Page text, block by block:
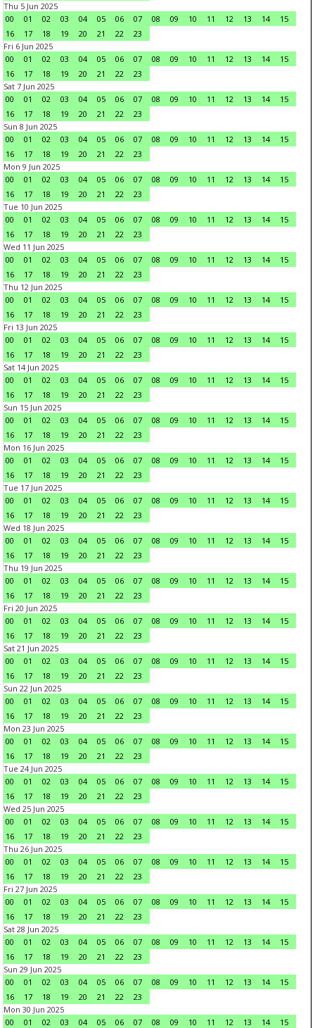
Thu 5 Jun 2025
00
01 02 03 04 05 06 07 08 09 10 11 12 13 14
15
16
17 18 19 20 21 22
23
Fri 6 Jun 2025
00
01 02 03 04 05 06 07 08 09 10 11 12 13 14
15
16
17 18 19 20 21 22
23
Sat 7 Jun 2025
00
01 02 03 04 05 06 07 08 09 10 11 12 13 14
15
16
17 18 19 20 21 22
23
Sun 8 Jun 2025
00
01 02 03 04 05 06 07 08 09 10 11 12 13 14
15
16
17 18 19 20 21 22
23
Mon 9 Jun 2025
00
01 02 03 04 05 06 07 08 09 10 11 12 13 14
15
16
17 18 19 20 21 22
23
Tue 10 Jun 2025
00
01 02 03 04 05 06 07 08 09 10 11 12 13 14
15
16
17 18 19 20 21 22
23
Wed 11 Jun 2025
00
01 02 03 04 05 06 07 08 09 10 11 12 13 14
15
16
17 18 19 20 21 22
23
Thu 12 Jun 2025
00
01 02 03 04 05 06 07 08 09 10 11 12 13 14
15
16
17 18 19 20 21 22
23
Fri 13 Jun 2025
00
01 02 03 04 05 06 07 08 09 10 11 12 13 14
15
16
17 18 19 20 21 22
23
Sat 14 Jun 2025
00
01 02 03 04 05 06 07 08 09 10 11 12 13 14
15
16
17 18 19 20 21 22
23
Sun 15 Jun 2025
00
01 02 03 04 05 06 07 08 09 10 11 12 13 14
15
16
17 18 19 20 21 22
23
Mon 16 Jun 2025
00
01 02 03 04 05 06 07 08 09 10 11 12 13 14
15
16
17 18 19 20 21 22
23
Tue 17 Jun 2025
00
01 02 03 04 05 06 07 08 09 10 11 12 13 14
15
16
17 18 19 20 21 22
23
Wed 18 Jun 2025
00
01 02 03 04 05 06 07 08 09 10 11 12 13 14
15
16
17 18 19 20 21 22
23
Thu 19 Jun 2025
00
01 02 03 04 05 06 07 08 09 10 11 12 13 14
15
16
17 18 19 20 21 22
23
Fri 20 Jun 2025
00
01 02 03 04 05 06 07 08 09 10 11 12 13 14
15
16
17 18 19 20 21 22
23
Sat 21 Jun 2025
00
01 02 03 04 05 06 07 08 09 10 11 12 13 14
15
16
17 18 19 20 21 22
23
Sun 22 Jun 2025
00
01 02 03 04 05 06 07 08 09 10 11 12 13 14
15
16
17 18 19 20 21 22
23
Mon 23 Jun 2025
00
01 02 03 04 05 06 07 08 09 10 11 12 13 14
15
16
17 18 19 20 21 22
23
Tue 24 Jun 2025
00
01 02 03 04 05 06 07 08 09 10 11 12 13 14
15
16
17 18 19 20 21 22
23
Wed 25 Jun 2025
00
01 02 03 04 05 06 07 08 09 10 11 12 13 14
15
16
17 18 19 20 21 22
23
Thu 26 Jun 2025
00
01 02 03 04 05 06 07 08 09 10 11 12 13 14
15
16
17 18 19 20 21 22
23
Fri 27 Jun 2025
00
01 02 03 04 05 06 07 08 09 10 11 12 13 14
15
16
17 18 19 20 21 22
23
Sat 28 Jun 2025
00
01 02 03 04 05 06 07 08 09 10 11 12 13 14
15
16
17 18 19 20 21 22
23
Sun 29 Jun 2025
00
01 02 03 04 05 06 07 08 09 10 11 12 13 14
15
16
17 18 19 20 21 22
23
Mon 30 Jun 2025
00
01 02 03 04 05 06 07 08 09 10 11 12 13 14 15